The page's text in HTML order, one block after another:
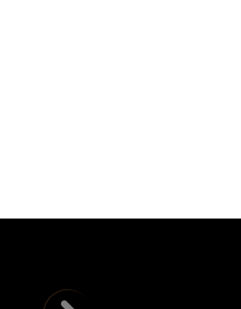
Oh oui on s'est bien éclaté sur le